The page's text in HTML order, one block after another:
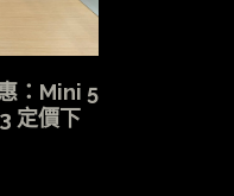
：Mini 5
定價下